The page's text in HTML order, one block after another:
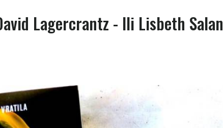
Lagercrantz - Ili Lisbeth